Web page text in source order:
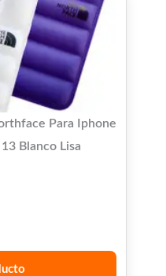
Para Iphone
Blanco Lisa